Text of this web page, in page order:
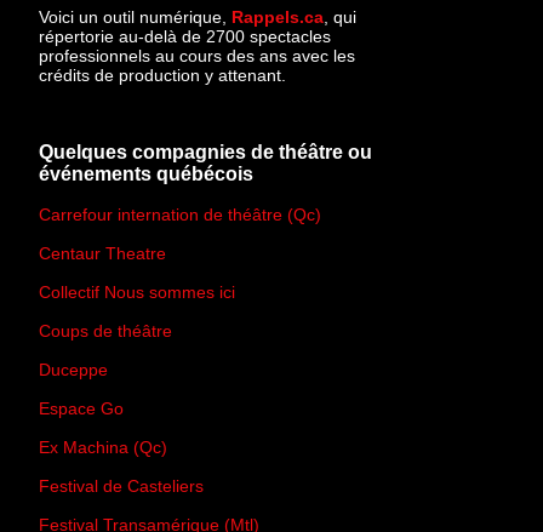
Voici un outil numérique, Rappels.ca , qui
répertorie au-delà de 2700 spectacles
professionnels au cours des ans avec les
crédits de production y attenant.
Quelques compagnies de théâtre ou
événements québécois
Carrefour internation de théâtre (Qc)
Centaur Theatre
Collectif Nous sommes ici
Coups de théâtre
Duceppe
Espace Go
Ex Machina (Qc)
Festival de Casteliers
Festival Transamérique (Mtl)